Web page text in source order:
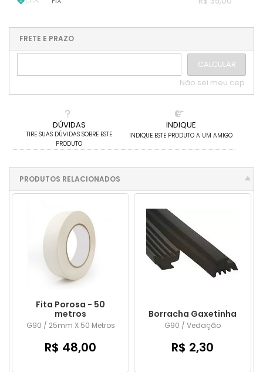
DÚVIDAS
TIRE SUAS DÚVIDAS SOBRE ESTE
PRODUTO
INDIQUE
INDIQUE ESTE PRODUTO A UM AMIGO
...
....
FRETE E PRAZO
CALCULAR
Não sei meu cep
PRODUTOS RELACIONADOS
Fita Porosa - 50
metros
G90 / 25mm X 50 Metros
R$ 48,00
Borracha Gaxetinha
G90 / Vedação
R$ 2,30